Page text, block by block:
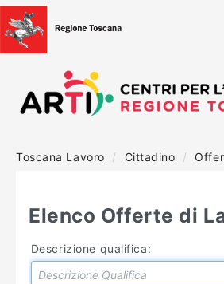
HOME
MANUALISTICA
Toscana Lavoro / Cittadino /
Elenco Offerte di
Descrizione qualifica: